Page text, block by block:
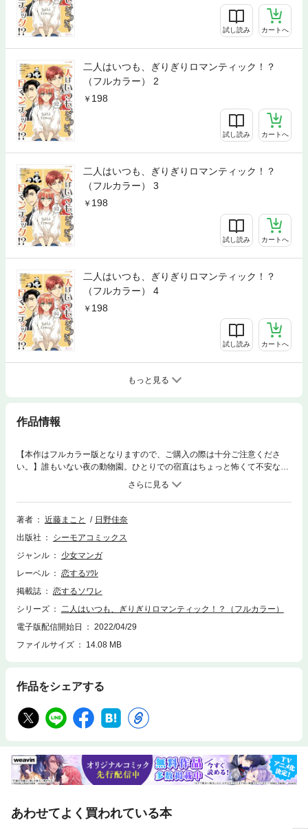
試し読み カートへ
二人はいつも、ぎりぎりロマンティック！？
（フルカラー） 2
198
試し読み カートへ
二人はいつも、ぎりぎりロマンティック！？
（フルカラー） 3
198
試し読み カートへ
二人はいつも、ぎりぎりロマンティック！？
（フルカラー） 4
198
試し読み カートへ
もっと見る
作品情報
【本作はフルカラー版となりますので、ご購入の際は十分ご注意くださ
い。】誰もいない夜の動物園。ひとりでの宿直はちょっと怖くて不安なは
ずなのに、飼育員のつぼみはこの時間を待ちわびている。夜な夜なひと
り、ある秘密に没頭できるから！！ ところが秘密を抱える彼女に、新しい
園長がとんでもないことを突きつけてきて！？ 一匹オオカミ系イケメン、
ツンデレ男子、穏やかメガネ先輩に華やか系イケメン…愛と野生があふれ
著者 近藤まこと
日野佳奈
出版社
シーモアコミックス
ジャンル
少女マンガ
レーベル
恋するｿﾜﾚ
掲載誌
恋するソワレ
シリーズ
二人はいつも、ぎりぎりロマンティック！？（フルカラー）
電子版配信開始日
2022/04/29
ファイルサイズ
14.08 MB
作品をシェアする
あわせてよく買われている本